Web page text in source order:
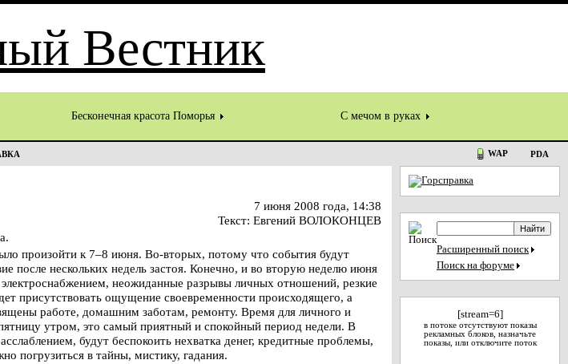
Бесконечная красота Поморья С мечом в руках
WAP PDA
7 июня 2008 года, 14:38
Текст: Евгений ВОЛОКОНЦЕВ
произойти к 7–8 июня. Во-вторых, потому что события будут
после нескольких недель застоя. Конечно, и во вторую неделю июня
неожиданные разрывы личных отношений, резкие
присутствовать ощущение своевременности происходящего, а
работе, домашним заботам, ремонту. Время для личного и
утром, это самый приятный и спокойный период недели. В
будут беспокоить нехватка денег, кредитные проблемы,
погрузиться в тайны, мистику, гадания.
Расширенный поиск
Поиск на форуме
[stream=6]
в потоке отсутствуют показы
рекламных блоков, назначьте
показы, или отключите поток